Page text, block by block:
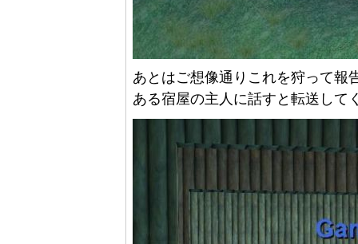
あとはご想像通りこれを狩って報
ある宿屋の主人に話すと転送して